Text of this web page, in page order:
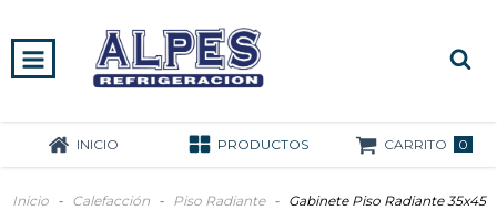
INICIO PRODUCTOS CARRITO 0
Inicio - Calefacción - Piso Radiante - Gabinete Piso Radiante 35x45